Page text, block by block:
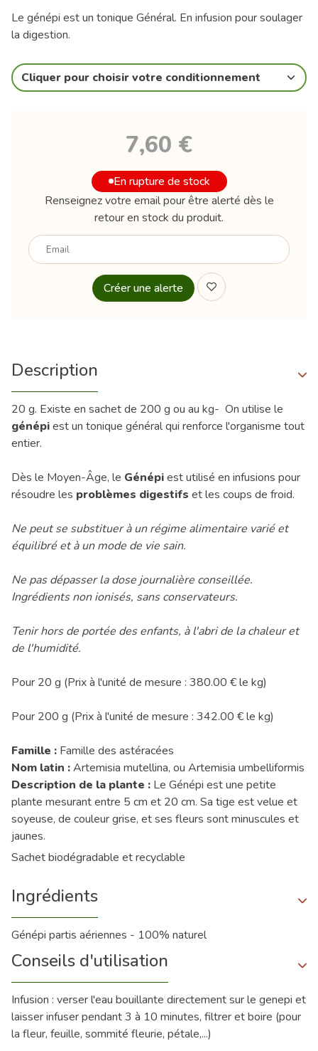
Le génépi est un tonique Général. En infusion pour soulager
la digestion.
Cliquer pour choisir votre conditionnement
7,60 €
En rupture de stock
Renseignez votre email pour être alerté dès le
retour en stock du produit.
Votre
Description
20 g. Existe en sachet de 200 g ou au kg- On utilise le
génépiest un tonique général qui renforce l'organisme tout
entier.
Dès le Moyen-Âge, le Génépiest utilisé en infusions pour
résoudre les problèmes digestifs et les coups de froid.
Ne peut se substituer à un régime alimentaire varié et
équilibré et à un mode de vie sain.
Ne pas dépasser la dose journalière conseillée.
Ingrédients non ionisés, sans conservateurs.
Tenir hors de portée des enfants, à l'abri de la chaleur et
de l'humidité.
Pour 20 g (Prix à l'unité de mesure : 380.00 € le kg)
Pour 200 g (Prix à l'unité de mesure : 342.00 € le kg)
Famille : Famille des astéracées
Nom latin :Artemisia mutellina, ou Artemisia umbelliformis
Description de la plante : Le Génépi est une petite
plante mesurant entre 5 cm et 20 cm. Sa tige est velue et
soyeuse, de couleur grise, et ses fleurs sont minuscules et
jaunes.
Sachet biodégradable et recyclable
Ingrédients
Génépi partis aériennes - 100% naturel
Conseils d'utilisation
Infusion : verser l'eau bouillante directement sur le genepi et
laisser infuser pendant 3 à 10 minutes, filtrer et boire (pour
la fleur, feuille, sommité fleurie, pétale,...)